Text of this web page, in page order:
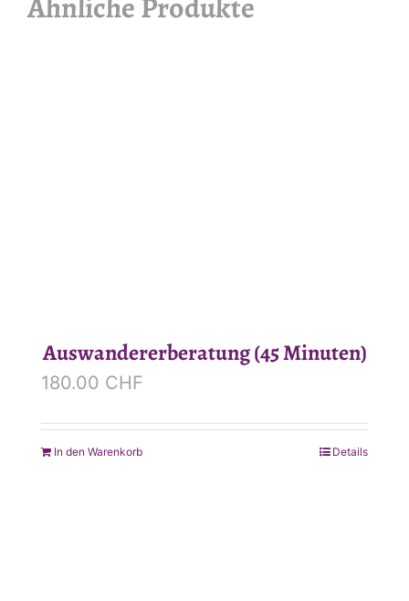
Auswandererberatung (45 Minuten)
180.00 CHF
In den Warenkorb Details